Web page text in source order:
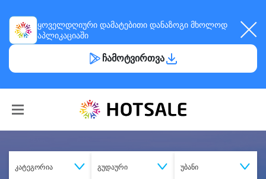
ყოველდღიური დამატებითი დანაზოგი მხოლოდ
აპლიკაციაში
ჩამოტვირთვა
კატეგორია გუდაური უბანი